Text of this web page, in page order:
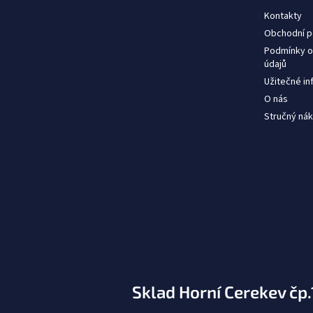
Kontakty
Obchodní
Podmínky
údajů
Užitečné
O nás
Stručný
Sklad Horní Cerekev